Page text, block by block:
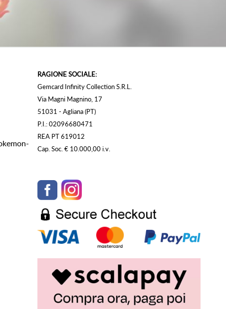
RAGIONE SOCIALE:
Gemcard Infinity Collection S.R.L.
Via Magni Magnino, 17
51031 - Agliana (PT)
P.I.: 02096680471
REA PT 619012
Cap. Soc. € 10.000,00 i.v.